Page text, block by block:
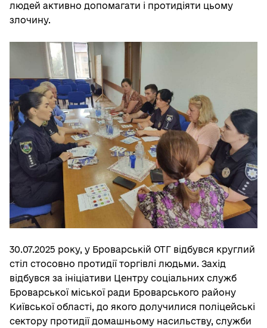
людей активно допомагати і протидіяти цьому
злочину.
30.07.2025 року, у Броварській ОТГ відбувся круглий
стіл стосовно протидії торгівлі людьми. Захід
відбувся за ініціативи Центру соціальних служб
Броварської міської ради Броварського району
Київської області, до якого долучилися поліцейські
сектору протидії домашньому насильству, служби